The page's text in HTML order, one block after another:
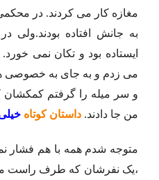
مغازه کار می کردند. در
به جانش افتاده
ایستاده بود و تکان نمی
می زدم و به جای به خصوصی
و سر میله را گرفتم کمکشان
من جا دادند. داستان کوتاه
متوجه شدم همه با هم فشار
،یک نفرشان که طرف راست